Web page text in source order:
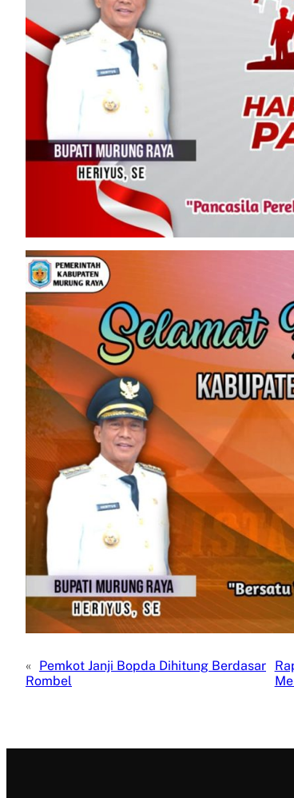
« Pemkot Janji Bopda Dihitung Berdasar
Rombel